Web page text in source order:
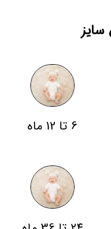
6 تا 12 ماه
سایز